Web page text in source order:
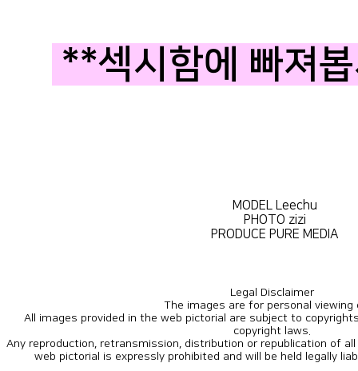
**섹시함에 빠져
MODEL Leechu
PHOTO zizi
PRODUCE PURE MEDIA
Legal Disclaimer
The images are for personal viewing
copyright laws.
web pictorial is expressly prohibited and will be held legally